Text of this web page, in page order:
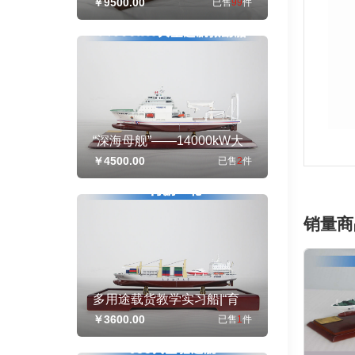
礼品赠送
已售99件
“深海母舰”——14000kW大
型巡航救助船
￥4500.00 已售2件
多用途载货教学实习船|“育
鹏”轮|船模纪念摆件展览收藏
品送礼
￥3600.00 已售1件
销量